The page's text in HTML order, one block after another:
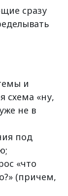
сразу
и
схема «ну,
не в
под
«что
(причем,